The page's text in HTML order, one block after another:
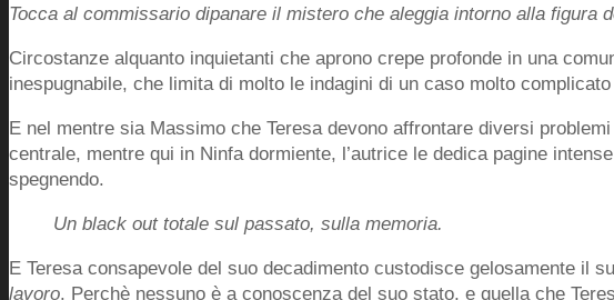
Tocca al commissario dipanare il mistero che aleggia intorno alla figura
Circostanze alquanto inquietanti che aprono crepe profonde in una
inespugnabile, che limita di molto le indagini di un caso molto
E nel mentre sia Massimo che Teresa devono affrontare diversi
centrale, mentre qui in Ninfa dormiente, l’autrice le dedica pagine
spegnendo.
Un black out totale sul passato, sulla memoria.
E Teresa consapevole del suo decadimento custodisce gelosamente il
lavoro. Perchè nessuno è a conoscenza del suo stato, e quella che